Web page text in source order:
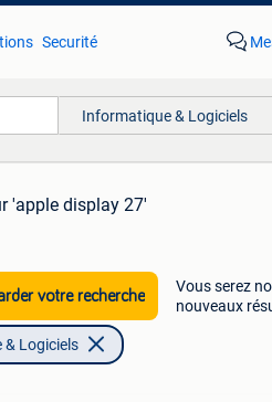
Securité
Informatique & Logiciels
'apple display 27'
votre recherche
Vous serez
nouveaux
Logiciels